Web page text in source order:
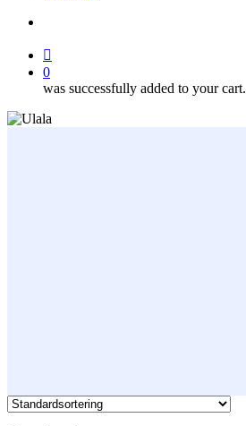
0
was successfully added to your cart.